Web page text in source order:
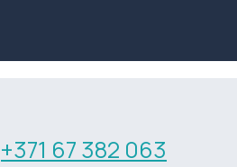
+371 67 382 063